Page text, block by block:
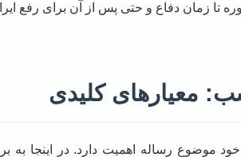
تا زمان دفاع و حتی پس از آن برای رفع
معیارهای کلیدی
موضوع رساله اهمیت دارد. در اینجا